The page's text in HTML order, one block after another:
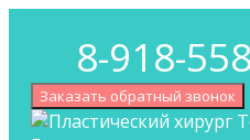
содержимому8-918-
Заказать обратный звонок